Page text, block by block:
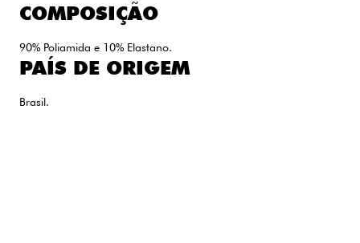
COMPOSIÇÃO
90% Poliamida e 10% Elastano.
PAÍS DE ORIGEM
Brasil.